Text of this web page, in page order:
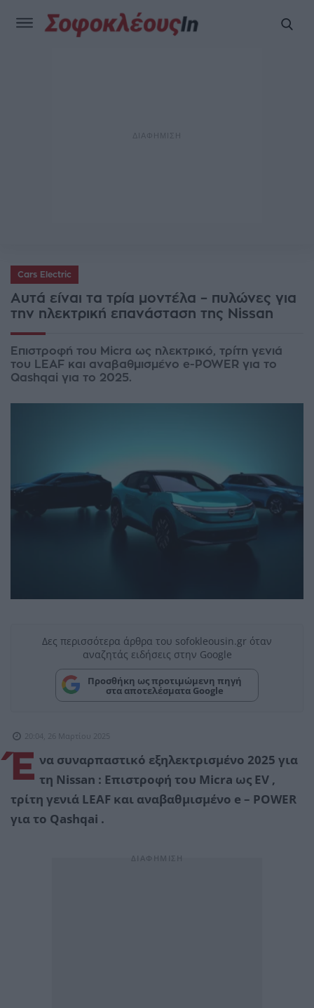
Cars Electric
Αυτά είναι τα τρία μοντέλα – πυλώνες για
την ηλεκτρική επανάσταση της Nissan
Επιστροφή του Micra ως ηλεκτρικό, τρίτη γενιά
του LEAF και αναβαθμισμένο e-POWER για το
Qashqai για το 2025.
Δες περισσότερα άρθρα του sofokleousin.gr όταν
αναζητάς ειδήσεις στην Google
Προσθήκη ως προτιμώμενη πηγή
στα αποτελέσματα Google
20:04, 26 Μαρτίου 2025
Έ να συναρπαστικό εξηλεκτρισμένο 2025 για
τη Nissan : Επιστροφή του Micra ως EV ,
τρίτη γενιά LEAF και αναβαθμισμένο e – POWER
για το Qashqai .